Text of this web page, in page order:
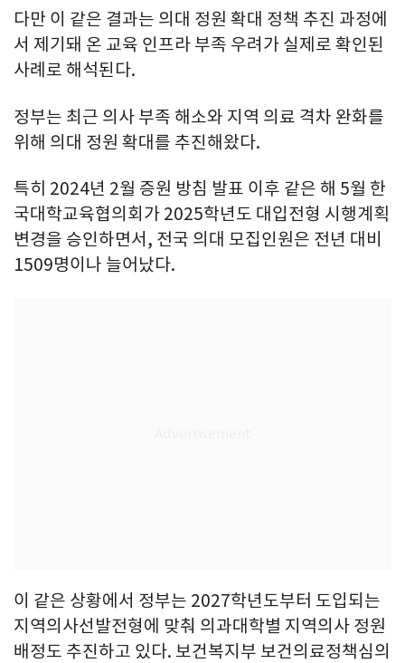
다만 이 같은 결과는 의대 정원 확대 정책 추진 과정에
서 제기돼 온 교육 인프라 부족 우려가 실제로 확인된
사례로 해석된다.
정부는 최근 의사 부족 해소와 지역 의료 격차 완화를
위해 의대 정원 확대를 추진해왔다.
특히 2024년 2월 증원 방침 발표 이후 같은 해 5월 한
국대학교육협의회가 2025학년도 대입전형 시행계획
변경을 승인하면서, 전국 의대 모집인원은 전년 대비
1509명이나 늘어났다.
이 같은 상황에서 정부는 2027학년도부터 도입되는
지역의사선발전형에 맞춰 의과대학별 지역의사 정원
배정도 추진하고 있다. 보건복지부 보건의료정책심의